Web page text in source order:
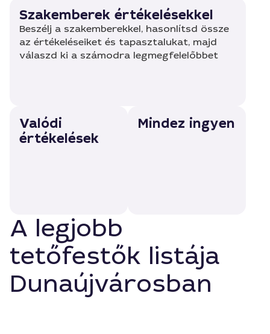
Szakemberek értékelésekkel
Beszélj a szakemberekkel, hasonlítsd össze
az értékeléseiket és tapasztalukat, majd
válaszd ki a számodra legmegfelelőbbet
Valódi
értékelések
Mindez ingyen
A legjobb
tetőfestők listája
Dunaújvárosban